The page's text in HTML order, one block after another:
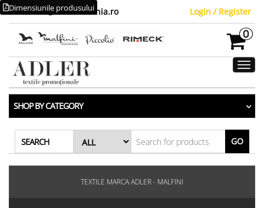
vanzari1@adlerromania.ro Login / Register
0
SHOP BY CATEGORY
SEARCH GO
TEXTILE MARCA ADLER - MALFINI
Dimensiunile produsului